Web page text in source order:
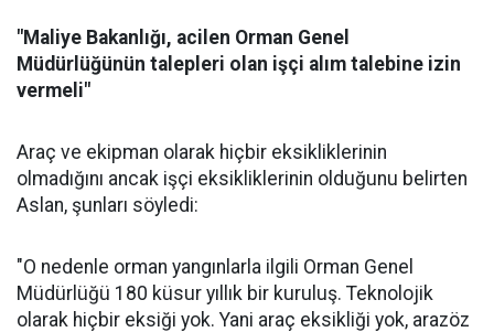
"Maliye Bakanlığı, acilen Orman Genel
Müdürlüğünün talepleri olan işçi alım talebine izin
vermeli"
Araç ve ekipman olarak hiçbir eksikliklerinin
olmadığını ancak işçi eksikliklerinin olduğunu belirten
Aslan, şunları söyledi:
"O nedenle orman yangınlarla ilgili Orman Genel
Müdürlüğü 180 küsur yıllık bir kuruluş. Teknolojik
olarak hiçbir eksiği yok. Yani araç eksikliği yok, arazöz